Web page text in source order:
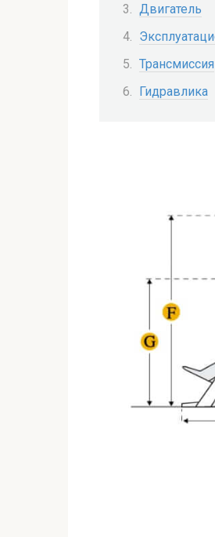
Двигатель
Трансмиссия
Гидравлика